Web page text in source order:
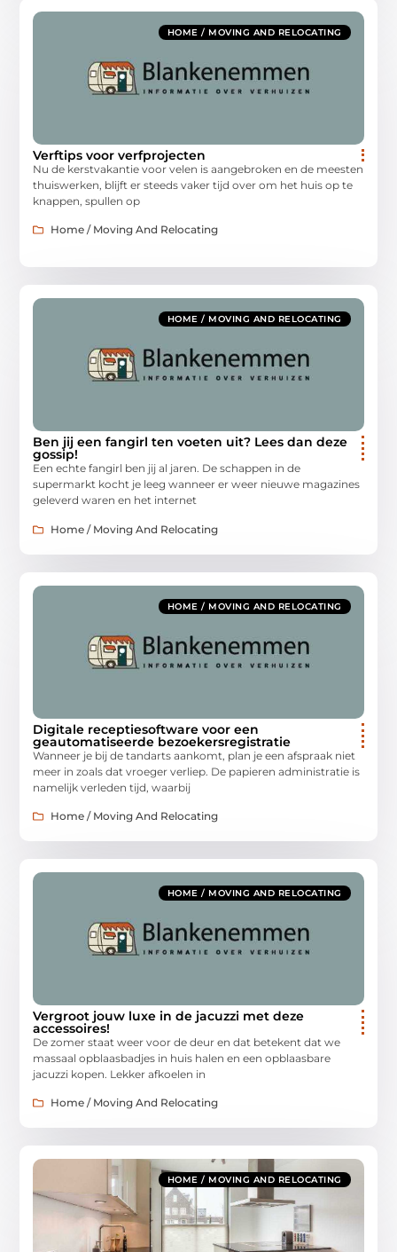
HOME / MOVING AND RELOCATING
Verftips voor verfprojecten
Nu de kerstvakantie voor velen is aangebroken en de meesten
thuiswerken, blijft er steeds vaker tijd over om het huis op te
knappen, spullen op
Home / Moving And Relocating
HOME / MOVING AND RELOCATING
Ben jij een fangirl ten voeten uit? Lees dan deze
gossip!
Een echte fangirl ben jij al jaren. De schappen in de
supermarkt kocht je leeg wanneer er weer nieuwe magazines
geleverd waren en het internet
Home / Moving And Relocating
HOME / MOVING AND RELOCATING
Digitale receptiesoftware voor een
geautomatiseerde bezoekersregistratie
Wanneer je bij de tandarts aankomt, plan je een afspraak niet
meer in zoals dat vroeger verliep. De papieren administratie is
namelijk verleden tijd, waarbij
Home / Moving And Relocating
HOME / MOVING AND RELOCATING
Vergroot jouw luxe in de jacuzzi met deze
accessoires!
De zomer staat weer voor de deur en dat betekent dat we
massaal opblaasbadjes in huis halen en een opblaasbare
jacuzzi kopen. Lekker afkoelen in
Home / Moving And Relocating
HOME / MOVING AND RELOCATING